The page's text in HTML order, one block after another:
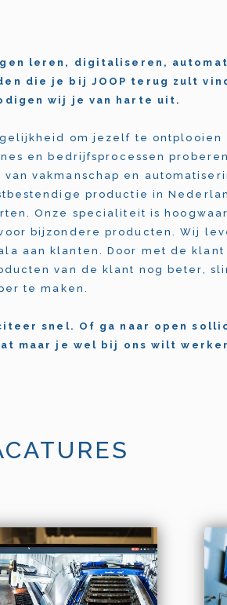
leren, digitaliseren,
die je bij JOOP terug zult
wij je van harte uit.
om jezelf te ontplooien
en bedrijfsprocessen
vakmanschap en
productie in
Onze specialiteit is
bijzondere producten. Wij
aan klanten. Door met de klant
van de klant nog beter,
te maken.
snel. Of ga naar open
maar je wel bij ons wilt